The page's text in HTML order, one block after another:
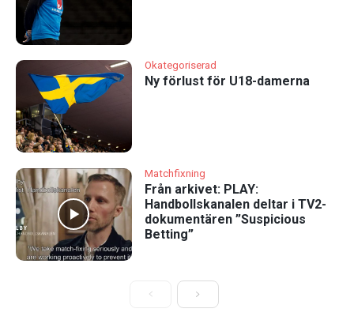
Okategoriserad
Ny förlust för U18-damerna
Matchfixning
Från arkivet: PLAY:
Handbollskanalen deltar i TV2-
dokumentären ”Suspicious
Betting”